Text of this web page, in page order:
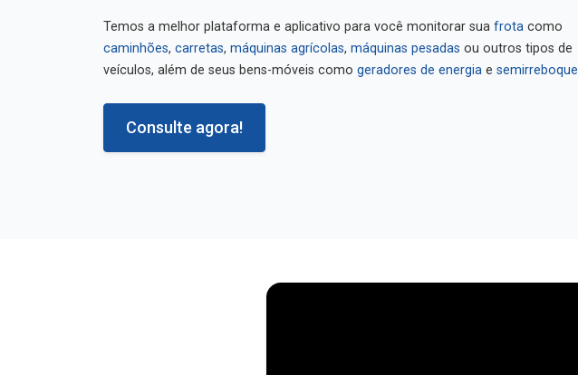
Temos a melhor plataforma e aplicativo para você monitorar sua frota
caminhões
máquinas agrícolas máquinas pesadas
ou outros tipos de
veículos, além de seus bens-móveis como
geradores de energia semirreboques
Consulte agora!